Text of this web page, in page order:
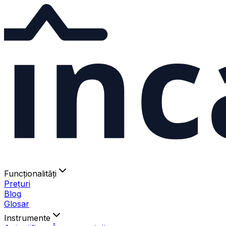
Funcționalități
Prețuri
Blog
Glosar
Instrumente